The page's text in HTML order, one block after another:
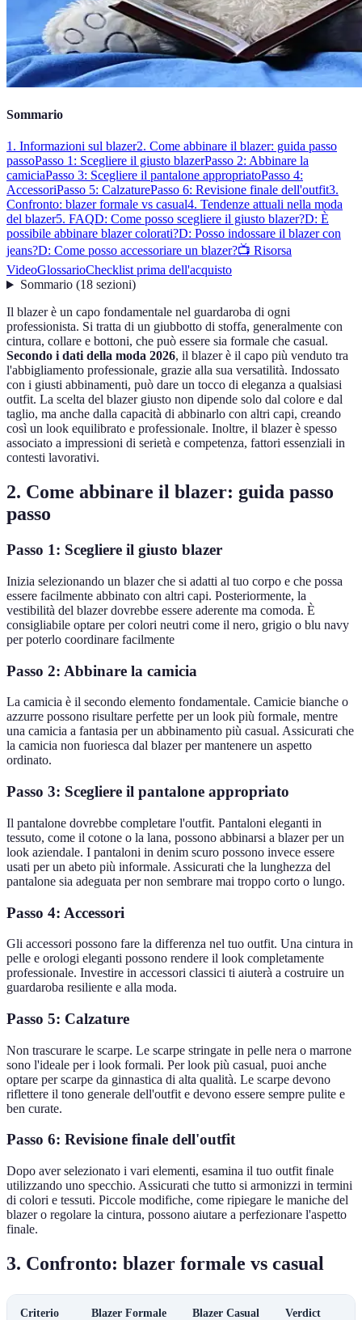
Sommario
1. Informazioni sul blazer2. Come abbinare il blazer: guida passo
passoPasso 1: Scegliere il giusto blazerPasso 2: Abbinare la
camiciaPasso 3: Scegliere il pantalone appropriatoPasso 4:
AccessoriPasso 5: CalzaturePasso 6: Revisione finale dell'outfit3.
Confronto: blazer formale vs casual4. Tendenze attuali nella moda
del blazer5. FAQD: Come posso scegliere il giusto blazer?D: È
possibile abbinare blazer colorati?D: Posso indossare il blazer con
jeans?D: Come posso accessoriare un blazer?📺 Risorsa
VideoGlossarioChecklist prima dell'acquisto
Sommario(18 sezioni)
Il blazer è un capo fondamentale nel guardaroba di ogni
professionista. Si tratta di un giubbotto di stoffa, generalmente con
cintura, collare e bottoni, che può essere sia formale che casual.
Secondo i dati della moda 2026, il blazer è il capo più venduto tra
l'abbigliamento professionale, grazie alla sua versatilità. Indossato
con i giusti abbinamenti, può dare un tocco di eleganza a qualsiasi
outfit. La scelta del blazer giusto non dipende solo dal colore e dal
taglio, ma anche dalla capacità di abbinarlo con altri capi, creando
così un look equilibrato e professionale. Inoltre, il blazer è spesso
associato a impressioni di serietà e competenza, fattori essenziali in
contesti lavorativi.
2. Come abbinare il blazer: guida passo
passo
Passo 1: Scegliere il giusto blazer
Inizia selezionando un blazer che si adatti al tuo corpo e che possa
essere facilmente abbinato con altri capi. Posteriormente, la
vestibilità del blazer dovrebbe essere aderente ma comoda. È
consigliabile optare per colori neutri come il nero, grigio o blu navy
per poterlo coordinare facilmente
Passo 2: Abbinare la camicia
La camicia è il secondo elemento fondamentale. Camicie bianche o
azzurre possono risultare perfette per un look più formale, mentre
una camicia a fantasia per un abbinamento più casual. Assicurati che
la camicia non fuoriesca dal blazer per mantenere un aspetto
ordinato.
Passo 3: Scegliere il pantalone appropriato
Il pantalone dovrebbe completare l'outfit. Pantaloni eleganti in
tessuto, come il cotone o la lana, possono abbinarsi a blazer per un
look aziendale. I pantaloni in denim scuro possono invece essere
usati per un abeto più informale. Assicurati che la lunghezza del
pantalone sia adeguata per non sembrare mai troppo corto o lungo.
Passo 4: Accessori
Gli accessori possono fare la differenza nel tuo outfit. Una cintura in
pelle e orologi eleganti possono rendere il look completamente
professionale. Investire in accessori classici ti aiuterà a costruire un
guardaroba resiliente e alla moda.
Passo 5: Calzature
Non trascurare le scarpe. Le scarpe stringate in pelle nera o marrone
sono l'ideale per i look formali. Per look più casual, puoi anche
optare per scarpe da ginnastica di alta qualità. Le scarpe devono
riflettere il tono generale dell'outfit e devono essere sempre pulite e
ben curate.
Passo 6: Revisione finale dell'outfit
Dopo aver selezionato i vari elementi, esamina il tuo outfit finale
utilizzando uno specchio. Assicurati che tutto si armonizzi in termini
di colori e tessuti. Piccole modifiche, come ripiegare le maniche del
blazer o regolare la cintura, possono aiutare a perfezionare l'aspetto
finale.
3. Confronto: blazer formale vs casual
Criterio Blazer Formale Blazer Casual Verdict